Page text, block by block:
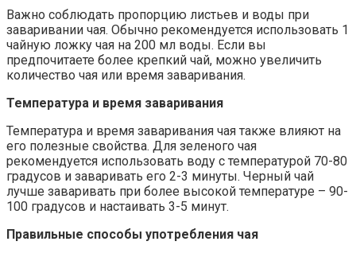
Важно соблюдать пропорцию листьев и воды при
заваривании чая. Обычно рекомендуется использовать 1
чайную ложку чая на 200 мл воды. Если вы
предпочитаете более крепкий чай, можно увеличить
количество чая или время заваривания.
Температура и время заваривания
Температура и время заваривания чая также влияют на
его полезные свойства. Для зеленого чая
рекомендуется использовать воду с температурой 70-80
градусов и заваривать его 2-3 минуты. Черный чай
лучше заваривать при более высокой температуре – 90-
100 градусов и настаивать 3-5 минут.
Правильные способы употребления чая